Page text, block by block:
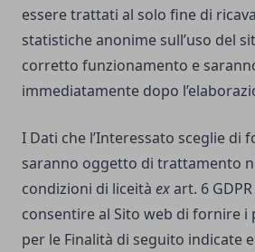
essere trattati al solo fine di
statistiche anonime sull’uso del
corretto funzionamento e
immediatamente dopo
I Dati che l’Interessato sceglie di
saranno oggetto di trattamento
condizioni di liceità exart. 6
consentire al Sito web di fornire i
per le Finalità di seguito indicate